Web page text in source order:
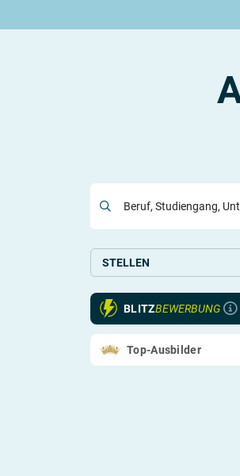
Rund um die AusbildungRund um das duale
Beruf, Studiengang,
STELLEN
Ausbildung
Duales Studium
BLITZBEWERBUNG
Top-Ausbilder